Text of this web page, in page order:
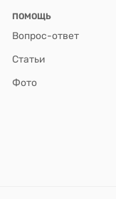
ПОМОЩЬ
Вопрос-ответ
Статьи
Фото